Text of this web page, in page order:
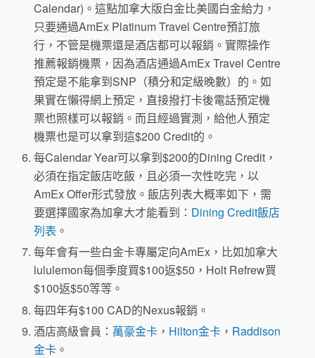
【2023.8.15更新】從2023.9.26開始，個人白年費從
$699上漲到$799，白金副卡年費從$175漲到$250。
但以AmEx Offer的形式增加每Calendar Year的$200高
級餐廳一次性的Dining Credit，同時吃飯、外賣累積
從3倍降為2倍。現在是申請該卡的最佳時刻，既能享
受到$699的老年費，又能享受到2次（Calendar
Year）的$200 Dining Credit。
Calendar)。這點加拿大版白金比美國白金給力，
只要通過AmEx Platinum Travel Centre預訂旅
行，不管是機票還是酒店都可以報銷。實際操作
推薦報銷機票，因為酒店通過AmEx Travel Centre
預定是不能拿到SNP（積分和定級晚數）的。如
果實在懶得網上預定，直接撥打卡後電話預定機
票也照樣可以報銷。而且經過實測，給他人預定
機票也是可以拿到這$200 Credit的。
每Calendar Year可以拿到$200的Dining Credit，
必須在指定飯店吃飯，且必須一次性吃完，以
AmEx Offer形式發放。飯店列表大概率如下，需
要選擇國家為加拿大才能看到： Dining Credit飯店
列表 。
每年會有一些白金卡專屬定向AmEx，比如加拿大
lululemon每個季度買$100返$50，Holt Refrew買
$100返$50等等。
每四年有$100 CAD的Nexus報銷。
酒店高級會員： 萬豪金卡 ， Hilton金卡 ， Raddison
金卡 。